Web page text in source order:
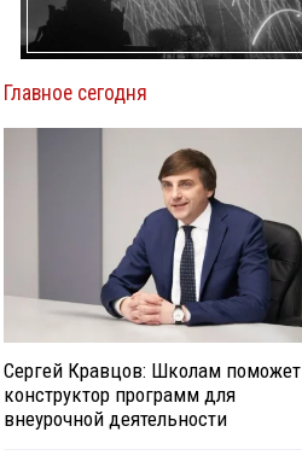
Главное сегодня
Сергей Кравцов: Школам поможет
конструктор программ для
внеурочной деятельности